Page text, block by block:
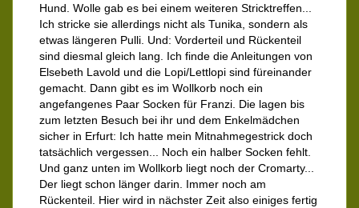
Hund. Wolle gab es bei einem weiteren Stricktreffen...
Ich stricke sie allerdings nicht als Tunika, sondern als
etwas längeren Pulli. Und: Vorderteil und Rückenteil
sind diesmal gleich lang. Ich finde die Anleitungen von
Elsebeth Lavold und die Lopi/Lettlopi sind füreinander
gemacht. Dann gibt es im Wollkorb noch ein
angefangenes Paar Socken für Franzi. Die lagen bis
zum letzten Besuch bei ihr und dem Enkelmädchen
sicher in Erfurt: Ich hatte mein Mitnahmegestrick doch
tatsächlich vergessen... Noch ein halber Socken fehlt.
Und ganz unten im Wollkorb liegt noch der Cromarty...
Der liegt schon länger darin. Immer noch am
Rückenteil. Hier wird in nächster Zeit also einiges fertig